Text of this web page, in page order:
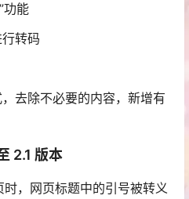
功能
转码
去除不必要的内容，新增有
2.1 版本
，网页标题中的引号被转义